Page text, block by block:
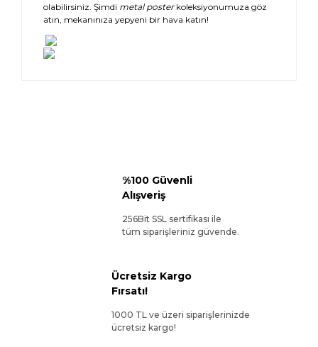
olabilirsiniz. Şimdi metal posterkoleksiyonumuza göz
atın, mekanınıza yepyeni bir hava katın!
%100 Güvenli
Alışveriş
256Bit SSL sertifikası ile
tüm siparişleriniz güvende.
Ücretsiz Kargo
Fırsatı!
1000 TL ve üzeri siparişlerinizde
ücretsiz kargo!